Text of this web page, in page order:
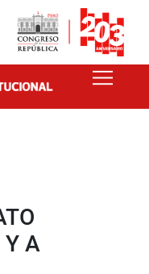
A